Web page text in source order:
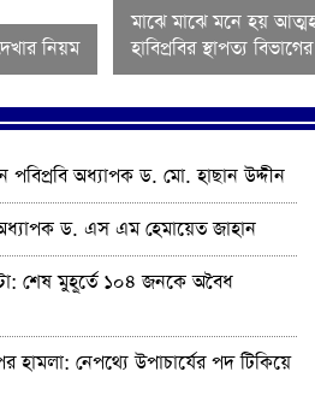
নিয়ম
মাঝে মাঝে মনে হয়
হাবিপ্রবির স্থাপত্য
পবিপ্রবি অধ্যাপক ড. মো. হাছান উদ্দীন
অধ্যাপক ড. এস এম হেমায়েত জাহান
শেষ মুহূর্তে ১০৪ জনকে অবৈধ
হামলা: নেপথ্যে উপাচার্যের পদ টিকিয়ে